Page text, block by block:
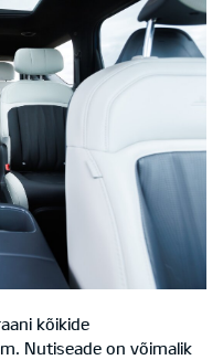
kõikide
Nutiseade on võimalik